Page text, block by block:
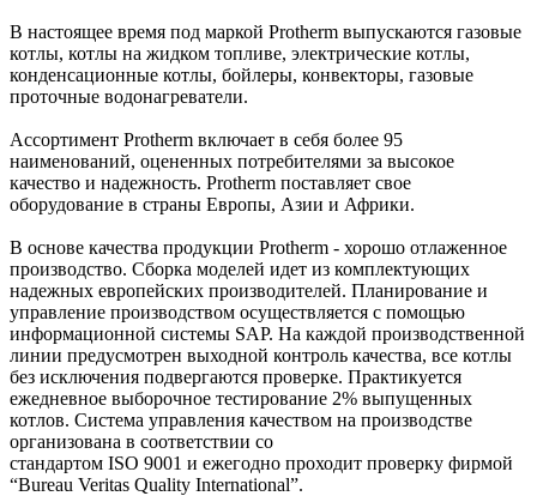
В настоящее время под маркой Protherm выпускаются газовые
котлы, котлы на жидком топливе, электрические котлы,
конденсационные котлы, бойлеры, конвекторы, газовые
проточные водонагреватели.
Ассортимент Protherm включает в себя более 95
наименований, оцененных потребителями за высокое
качество и надежность. Protherm поставляет свое
оборудование в страны Европы, Азии и Африки.
В основе качества продукции Protherm - хорошо отлаженное
производство. Сборка моделей идет из комплектующих
надежных европейских производителей. Планирование и
управление производством осуществляется с помощью
информационной системы SAP. На каждой производственной
линии предусмотрен выходной контроль качества, все котлы
без исключения подвергаются проверке. Практикуется
ежедневное выборочное тестирование 2% выпущенных
котлов. Система управления качеством на производстве
организована в соответствии со
стандартом ISO 9001 и ежегодно проходит проверку фирмой
“Bureau Veritas Quality International”.